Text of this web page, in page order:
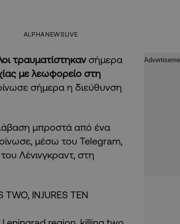
ALPHANEWSLIVE
τραυματίστηκανσήμερα
με λεωφορείο στη
σήμερα η διεύθυνση
μπροστά από ένα
μέσω του Telegram,
Λένινγκραντ, στη
TWO, INJURES TEN